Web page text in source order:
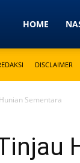
HOME
DISCLAIMER
Sementara